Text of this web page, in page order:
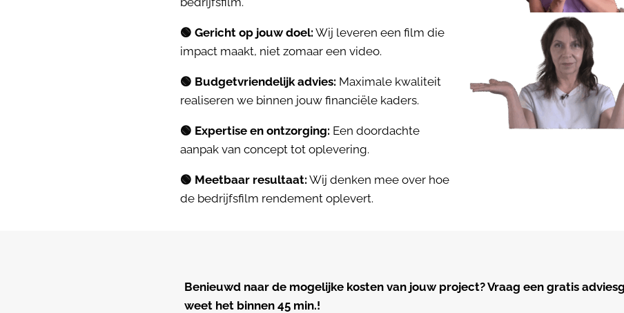
🟢 Gericht op jouw doel: Wij leveren een film die
impact maakt, niet zomaar een video.
🟢 Budgetvriendelijk advies: Maximale kwaliteit
realiseren we binnen jouw financiële kaders.
🟢 Expertise en ontzorging: Een doordachte
aanpak van concept tot oplevering.
🟢 Meetbaar resultaat: Wij denken mee over hoe
de bedrijfsfilm rendement oplevert.
Benieuwd naar de mogelijke kosten van jouw project? Vraag een gratis
weet het binnen 45 min.!